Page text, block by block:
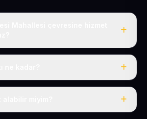
dahil tüm Develi ve Develi
USD + KDV, her şey dahil.